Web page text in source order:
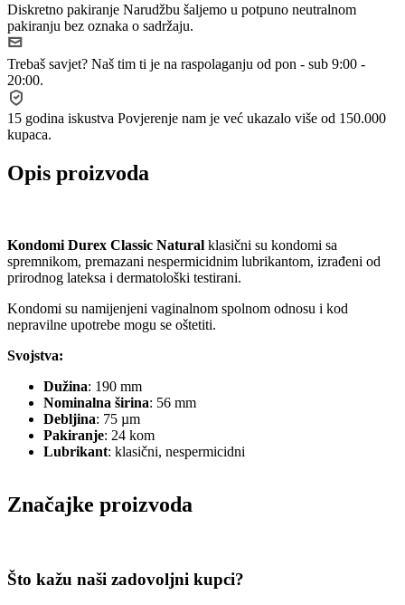
Diskretno pakiranje Narudžbu šaljemo u potpuno neutralnom
pakiranju bez oznaka o sadržaju.
Trebaš savjet? Naš tim ti je na raspolaganju od pon - sub 9:00 -
20:00.
15 godina iskustva Povjerenje nam je već ukazalo više od 150.000
kupaca.
Opis proizvoda
Kondomi Durex Classic Natural klasični su kondomi sa
spremnikom, premazani nespermicidnim lubrikantom, izrađeni od
prirodnog lateksa i dermatološki testirani.
Kondomi su namijenjeni vaginalnom spolnom odnosu i kod
nepravilne upotrebe mogu se oštetiti.
Svojstva:
Dužina: 190 mm
Nominalna širina: 56 mm
Debljina: 75 µm
Pakiranje: 24 kom
Lubrikant: klasični, nespermicidni
Značajke proizvoda
Što kažu naši zadovoljni kupci?